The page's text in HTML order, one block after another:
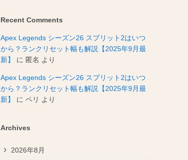
Recent Comments
Apex Legends シーズン26 スプリット2はいつ
から？ランクリセット幅も解説【2025年9月最
新】
に 匿名 より
Apex Legends シーズン26 スプリット2はいつ
から？ランクリセット幅も解説【2025年9月最
新】
に ペリ より
Archives
2026年8月